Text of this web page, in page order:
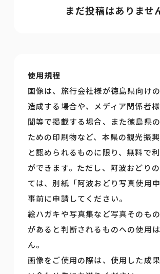
まだ投稿はありませ
使用規程
画像は、旅行会社様が徳島県向け
造成する場合や、メディア関係者
聞等で掲載する場合、また徳島県
ための印刷物など、本県の観光振
と認められるものに限り、無料で
ができます。ただし、阿波おどり
ては、別紙「阿波おどり写真使用
事前に申請してください。
絵ハガキや写真集など写真そのも
があると判断されるものへの使用
ん。
画像をご使用の際は、使用した成